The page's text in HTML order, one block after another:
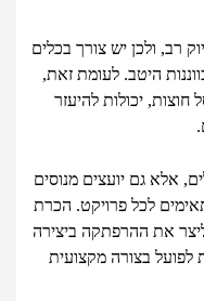
רב, ולכן יש צורך בכלים
היטב. לעומת זאת,
חוצות, יכולות להיעזר
אלא גם יועצים מנוסים
לכל פרויקט. הכרת
את ההרפתקה ביצירה
לפועל בצורה מקצועית